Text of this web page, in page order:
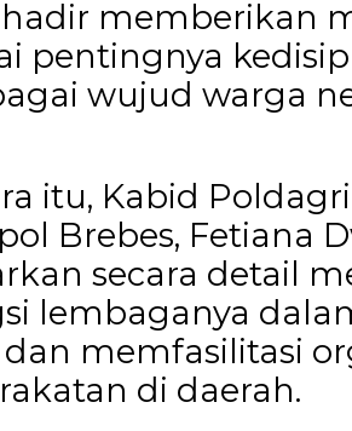
hadir memberikan
pentingnya
wujud warga
itu, Kabid
Brebes, Fetiana
secara detail
lembaganya
memfasilitasi
di daerah.